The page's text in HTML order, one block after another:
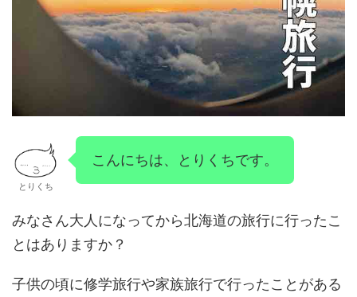
とりくち
こんにちは、とりくちです。
みなさん大人になってから北海道の旅行に行ったこ
とはありますか？
子供の頃に修学旅行や家族旅行で行ったことがある